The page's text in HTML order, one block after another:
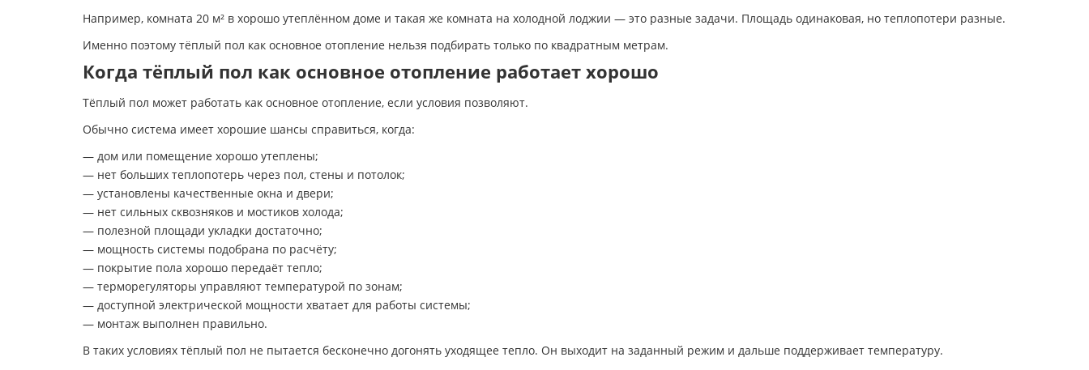
Например, комната 20 м² в хорошо утеплённом доме и такая же комната на холодной лоджии — это разные задачи. Площадь одинаковая, но теплопотери разные.
Именно поэтому тёплый пол как основное отопление нельзя подбирать только по квадратным метрам.
Когда тёплый пол как основное отопление работает хорошо
Тёплый пол может работать как основное отопление, если условия позволяют.
Обычно система имеет хорошие шансы справиться, когда:
— дом или помещение хорошо утеплены;
— нет больших теплопотерь через пол, стены и потолок;
— установлены качественные окна и двери;
— нет сильных сквозняков и мостиков холода;
— полезной площади укладки достаточно;
— мощность системы подобрана по расчёту;
— покрытие пола хорошо передаёт тепло;
— терморегуляторы управляют температурой по зонам;
— доступной электрической мощности хватает для работы системы;
— монтаж выполнен правильно.
В таких условиях тёплый пол не пытается бесконечно догонять уходящее тепло. Он выходит на заданный режим и дальше поддерживает температуру.